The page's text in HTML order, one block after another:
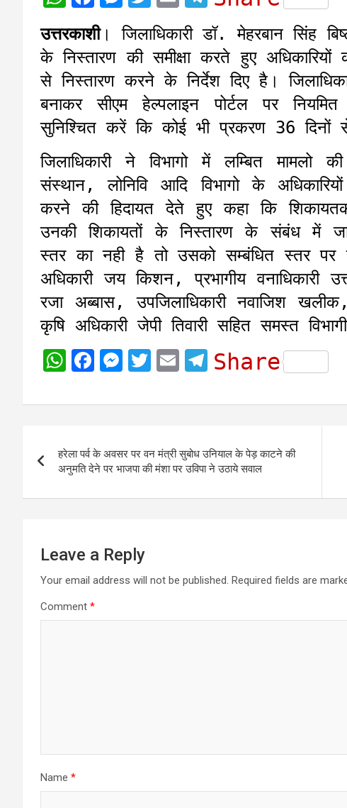
a
t
s
A
p
p
a
c
e
b
o
o
k
e
s
s
e
n
g
e
r
w
i
t
t
e
r
m
a
i
l
e
l
e
g
r
a
m
उत्तरकाशी। जिलाधिकारी डॉ. मेहरबान सिंह
के निस्तारण की समीक्षा करते हुए
से निस्तारण करने के निर्देश दिए है।
बनाकर सीएम हेल्पलाइन पोर्टल पर
सुनिश्चित करें कि कोई भी प्रकरण 36 दिनों
जिलाधिकारी ने विभागो में लम्बित
संस्थान, लोनिवि आदि विभागो के
करने की हिदायत देते हुए कहा कि
उनकी शिकायतों के निस्तारण के संबंध में
स्तर का नही है तो उसको सम्बंधित स्तर पर
अधिकारी जय किशन, प्रभागीय वनाधिकारी
रजा अब्बास, उपजिलाधिकारी नवाजिश
कृषि अधिकारी जेपी तिवारी सहित समस्त
W
a
s
A
p
F
c
b
o
o
M
s
e
n
g
r
T
i
t
e
r
E
a
l
T
l
g
r
a
Share
navigation
हरेला पर्व के अवसर पर वन मंत्री सुबोध उनियाल के पेड़ काटने की
अनुमति देने पर भाजपा की मंशा पर उविपा ने उठाये सवाल
Leave a Reply
Your email address will not be published. Required fields are
Comment *
Name *